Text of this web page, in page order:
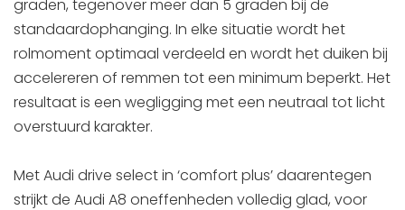
graden, tegenover meer dan 5 graden bij de
standaardophanging. In elke situatie wordt het
rolmoment optimaal verdeeld en wordt het duiken bij
accelereren of remmen tot een minimum beperkt. Het
resultaat is een wegligging met een neutraal tot licht
overstuurd karakter.
Met Audi drive select in ‘comfort plus’ daarentegen
strijkt de Audi A8 oneffenheden volledig glad, voor